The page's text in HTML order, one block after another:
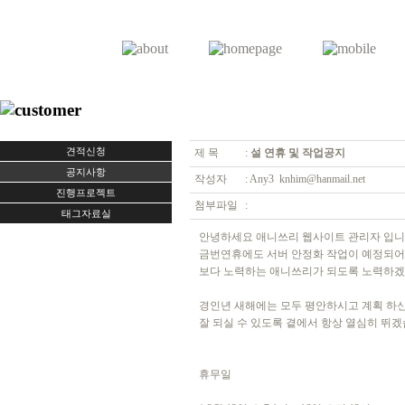
견적신청
공지사항
진행프로젝트
태그자료실
제 목 : 설 연휴 및 작업공지
작성자 : Any3 knhim@hanmail.net
첨부파일 :
안녕하세요 애니쓰리 웹사이트 관리자 입
금번연휴에도 서버 안정화 작업이 예정되
보다 노력하는 애니쓰리가 되도록 노력하
경인년 새해에는 모두 평안하시고 계획 하
잘 되실 수 있도록 곁에서 항상 열심히 뛰겠
휴무일